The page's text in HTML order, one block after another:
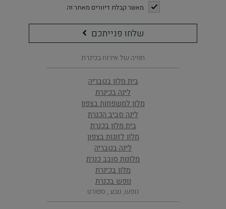
checkbox
מאשר קבלת דיוורים מאתר זה
שלחו
פנייתכם
שלחו פנייתכם
חוויה של אירוח בכינרת
בית מלון בטבריה
לינה בכינרת
מלון למשפחות בצפון
לינה סביב הכנרת
בית מלון בכנרת
מלון לזוגות בצפון
לינה בטבריה
מלונות סובב כנרת
מלון בכינרת
נופש בכנרת
נופש, טבע , ספורט